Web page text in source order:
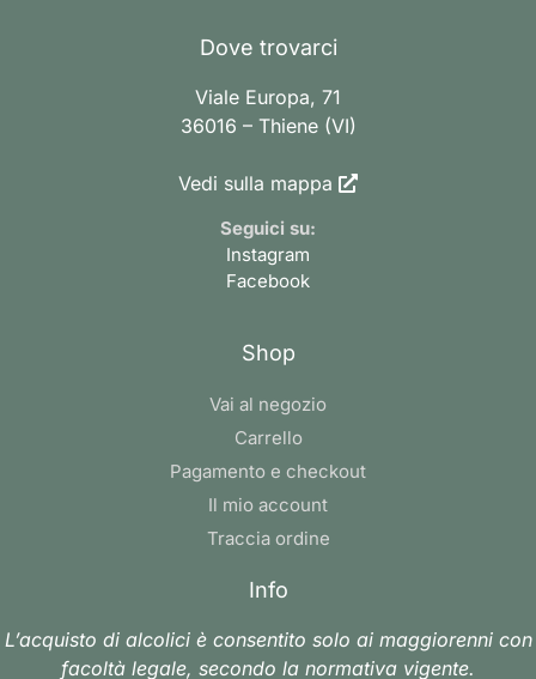
Dove trovarci
Viale Europa, 71
36016 – Thiene (VI)
Vedi sulla mappa
Seguici su:
Instagram
Facebook
Shop
Vai al negozio
Carrello
Pagamento e checkout
Il mio account
Traccia ordine
Info
L’acquisto di alcolici è consentito solo ai maggiorenni con
facoltà legale, secondo la normativa vigente.